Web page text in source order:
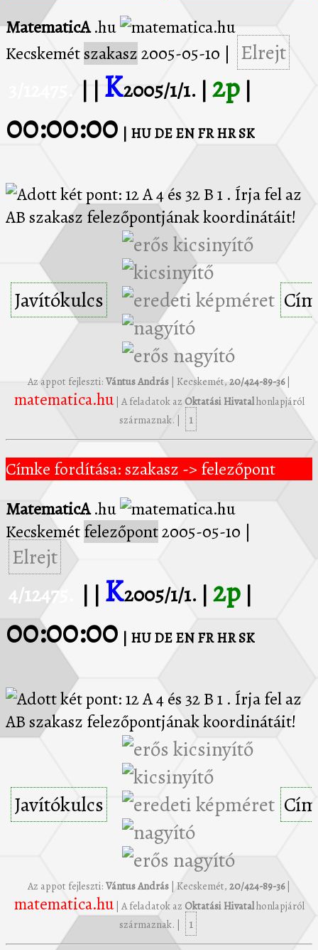
MatematicA.hu
Kecskemétszakasz2005-05-10
Elrejt
K2005/1/1. | 2p
00:00:00 | HUDEENFRHRSK
Javítókulcs
Az appot fejleszti: Vántus András | Kecskemét,20/424-89-36|
matematica.hu| A feladatok az Oktatási Hivatalhonlapjáról
származnak. |
1
Címke fordítása: szakasz -> felezőpont
MatematicA.hu
Kecskemétfelezőpont2005-05-10
Elrejt
4/12475.
K2005/1/1. | 2p
00:00:00 | HUDEENFRHRSK
Adott két pont: 12 A 4 és 32 B 1 . Írja fel az AB szakasz felezőpontjának koordinátáit!
Javítókulcs
Az appot fejleszti: Vántus András | Kecskemét, 20/424-89-36|
matematica.hu| A feladatok az Oktatási Hivatalhonlapjáról
származnak. |
1